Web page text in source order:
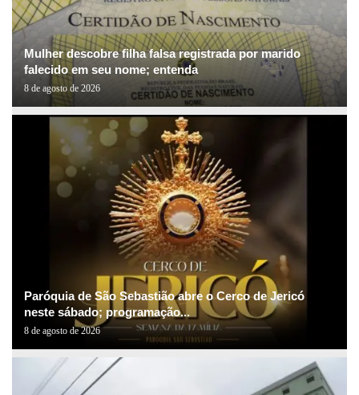
Mulher descobre filha falsa registrada por marido
falecido em seu nome; entenda
8 de agosto de 2026
Paróquia de São Sebastião abre o Cerco de Jericó
neste sábado; programação...
8 de agosto de 2026